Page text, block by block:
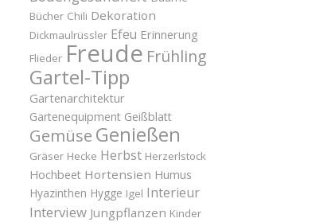
Bücher Chili Dekoration
Dickmaulrüssler Efeu Erinnerung
Flieder Freude Frühling
Gartel-Tipp
Gartenarchitektur
Gartenequipment Geißblatt
Gemüse Genießen
Gräser Hecke Herbst Herzerlstock
Hochbeet Hortensien Humus
Hyazinthen Hygge Igel Interieur
Interview Jungpflanzen Kinder